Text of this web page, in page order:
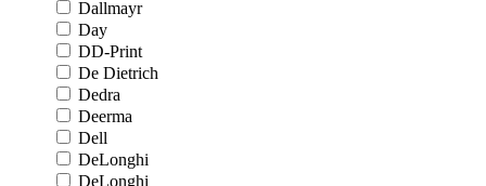
Dallmayr
Day
DD-Print
De Dietrich
Dedra
Deerma
Dell
DeLonghi
DeLonghi